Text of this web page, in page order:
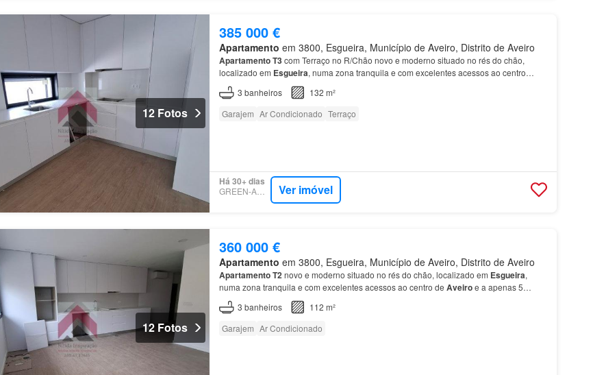
12 Fotos
385 000 €
Apartamento em 3800, Esgueira, Município de Aveiro, Distrito de Aveiro
ApartamentoT3com Terraço no R/Chão novo e moderno situado no rés do chão,
localizado em Esgueira, numa zona tranquila e com excelentes acessos ao centro
Tipologia:
Área: 211,72 m² Características do imóvel:
3 banheiros
132 m²
Garajem Ar Condicionado Terraço
Há 30+ dias
GREEN-ACRES Ver imóvel
12 Fotos
360 000 €
Apartamento em 3800, Esgueira, Município de Aveiro, Distrito de Aveiro
ApartamentoT2novo e moderno situado no rés do chão, localizado em Esgueira,
numa zona tranquila e com excelentes acessos ao centro de Aveiroe a apenas 5
minutos da Avenida Lourenço Peixinho, no centro de
3 banheiros
112 m²
Garajem Ar Condicionado